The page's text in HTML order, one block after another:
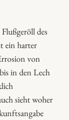
des
ein harter
von
in den Lech
sieht woher